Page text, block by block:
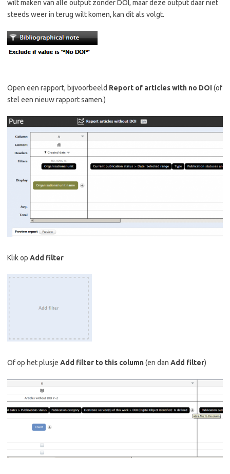
wilt maken van alle output zonder DOI, maar deze output daar niet
steeds weer in terug wilt komen, kan dit als volgt.
Open een rapport, bijvoorbeeld Report of articles with no DOI(of
stel een nieuw rapport samen.)
Klik op Add filter
Of op het plusje Add filter to this column(en dan Add filter)